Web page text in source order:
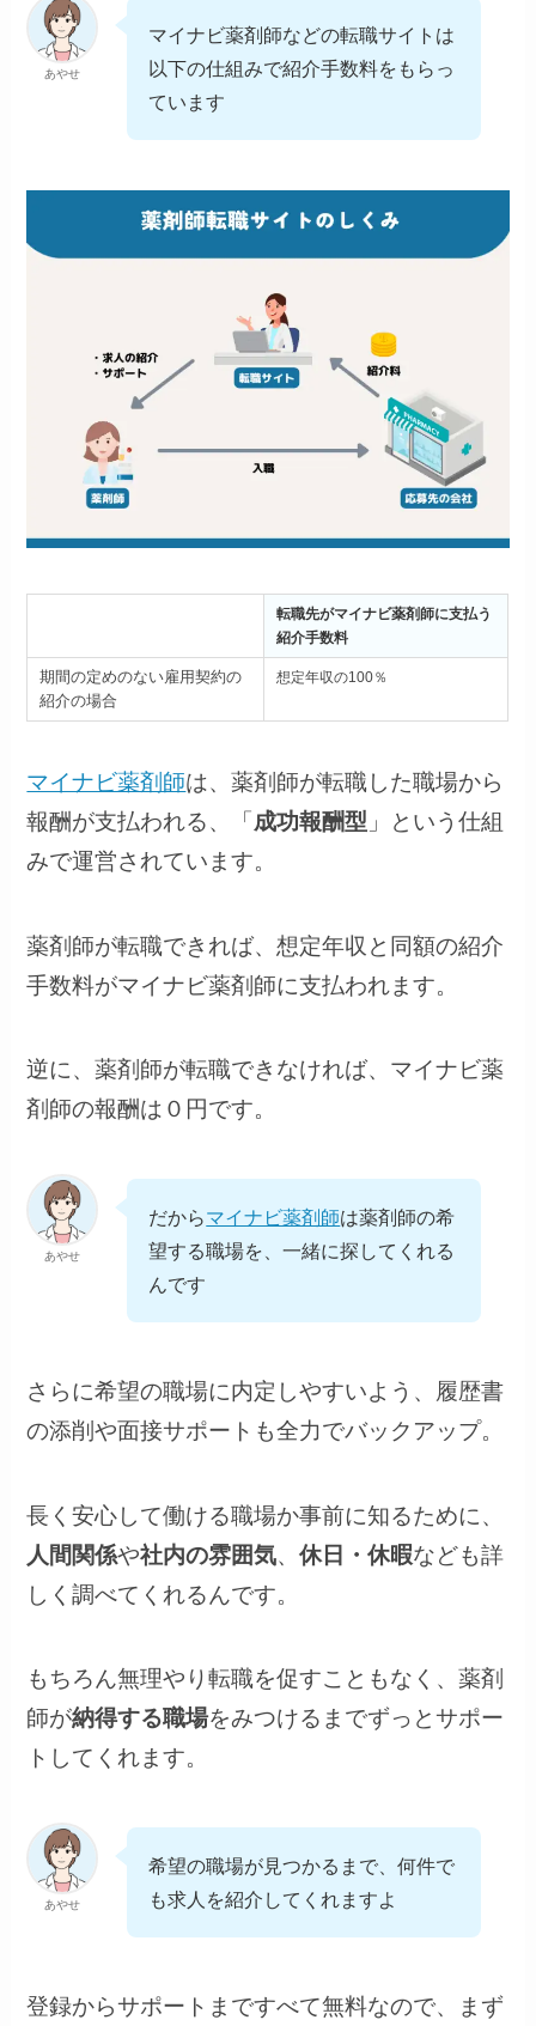
あやせ
マイナビ薬剤師などの転職サイトは
以下の仕組みで紹介手数料をもらっ
ています
転職先がマイナビ薬剤師に支払う
紹介手数料
期間の定めのない雇用契約の
紹介の場合
想定年収の100％
マイナビ薬剤師は、薬剤師が転職した職場から
報酬が支払われる、「 成功報酬型 」という仕組
みで運営されています。
薬剤師が転職できれば、想定年収と同額の紹介
手数料がマイナビ薬剤師に支払われます。
逆に、薬剤師が転職できなければ、マイナビ薬
剤師の報酬は０円です。
あやせ
だからマイナビ薬剤師は薬剤師の希
望する職場を、一緒に探してくれる
んです
さらに希望の職場に内定しやすいよう、履歴書
の添削や面接サポートも全力でバックアップ。
長く安心して働ける職場か事前に知るために、
人間関係や社内の雰囲気、休日・休暇なども詳
しく調べてくれるんです。
もちろん無理やり転職を促すこともなく、薬剤
師が納得する職場をみつけるまでずっとサポー
トしてくれます。
あやせ
希望の職場が見つかるまで、何件で
も求人を紹介してくれますよ
登録からサポートまですべて無料なので、まず